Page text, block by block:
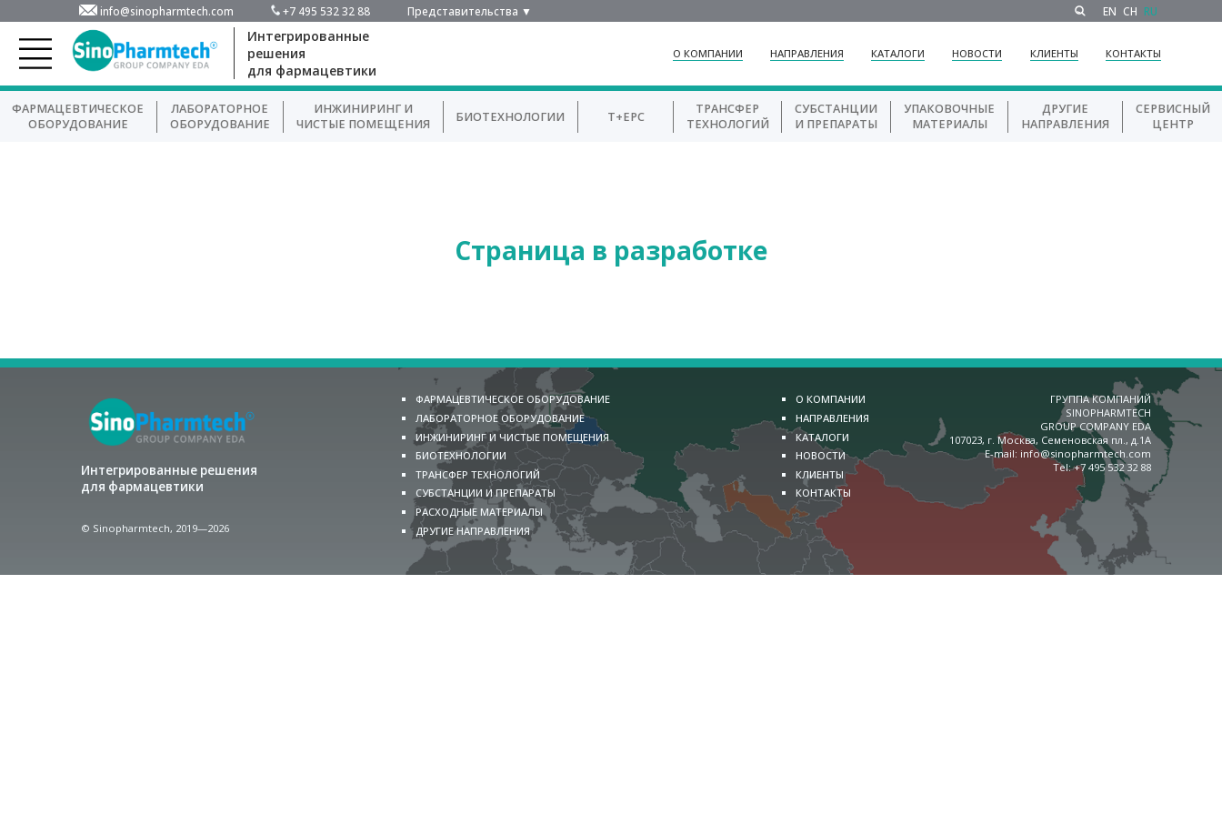
info@sinopharmtech.com +7 495 532 32 88 Представительства ▼ EN CH RU
Интегрированные
решения
для фармацевтики
О КОМПАНИИ НАПРАВЛЕНИЯ КАТАЛОГИ НОВОСТИ КЛИЕНТЫ КОНТАКТЫ
ФАРМАЦЕВТИЧЕСКОЕ
ОБОРУДОВАНИЕ
ЛАБОРАТОРНОЕ
ОБОРУДОВАНИЕ
ИНЖИНИРИНГ И
ЧИСТЫЕ ПОМЕЩЕНИЯ
БИОТЕХНОЛОГИИ T+EPC
ТРАНСФЕР
ТЕХНОЛОГИЙ
СУБСТАНЦИИ
И ПРЕПАРАТЫ
УПАКОВОЧНЫЕ
МАТЕРИАЛЫ
ДРУГИЕ
НАПРАВЛЕНИЯ
СЕРВИСНЫЙ
ЦЕНТР
Страница в разработке
Интегрированные решения
для фармацевтики
© Sinopharmtech, 2019—2026
ФАРМАЦЕВТИЧЕСКОЕ ОБОРУДОВАНИЕ
ЛАБОРАТОРНОЕ ОБОРУДОВАНИЕ
ИНЖИНИРИНГ И ЧИСТЫЕ ПОМЕЩЕНИЯ
БИОТЕХНОЛОГИИ
ТРАНСФЕР ТЕХНОЛОГИЙ
СУБСТАНЦИИ И ПРЕПАРАТЫ
РАСХОДНЫЕ МАТЕРИАЛЫ
ДРУГИЕ НАПРАВЛЕНИЯ
О КОМПАНИИ
НАПРАВЛЕНИЯ
КАТАЛОГИ
НОВОСТИ
КЛИЕНТЫ
КОНТАКТЫ
ГРУППА КОМПАНИЙ
SINOPHARMTECH
GROUP COMPANY EDA
107023, г. Москва, Семеновская пл., д.1А
E-mail: info@sinopharmtech.com
Теl:+7 495 532 32 88